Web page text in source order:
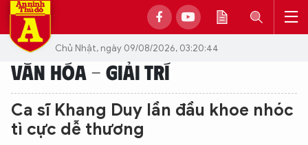
Chủ Nhật, ngày 09/08/2026, 03:20:44
VĂN HÓA - GIẢI TRÍ
Ca sĩ Khang Duy lần đầu khoe nhóc
tì cực dễ thương